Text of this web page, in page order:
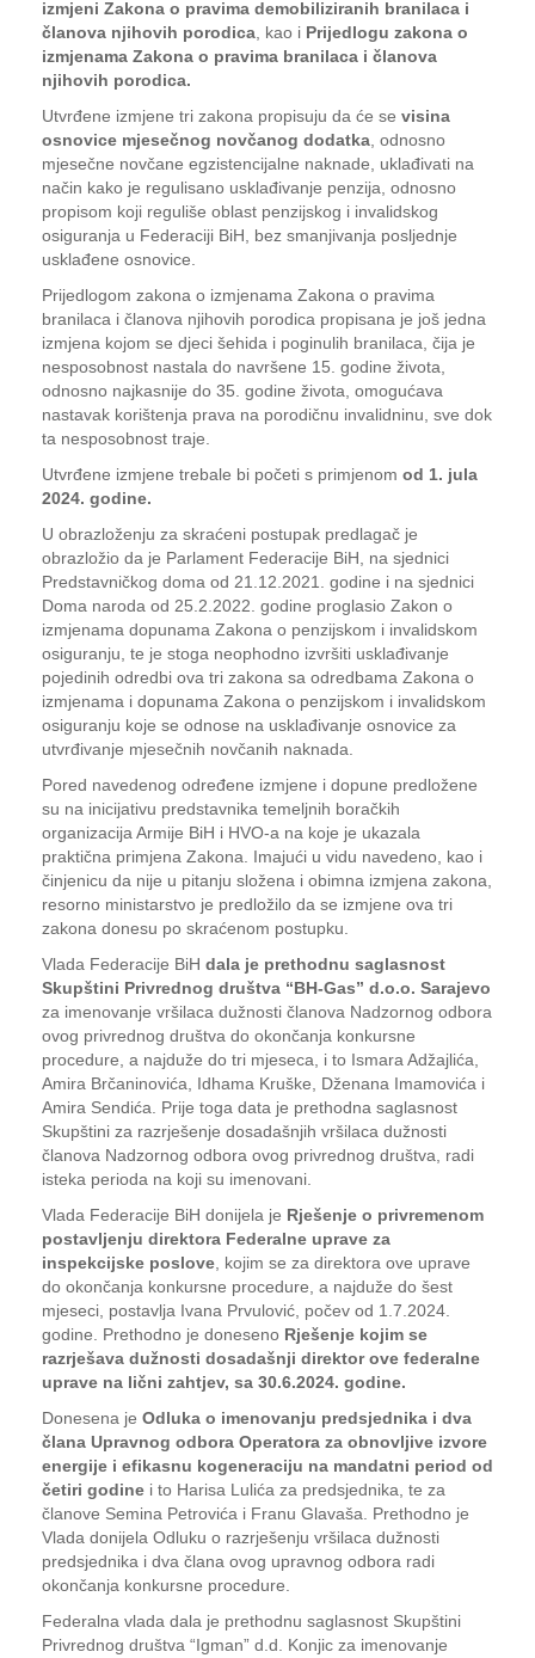
izmjeni Zakona o pravima demobiliziranih branilaca i
članova njihovih porodica , kao i Prijedlogu zakona o
izmjenama Zakona o pravima branilaca i članova
njihovih porodica.
Utvrđene izmjene tri zakona propisuju da će se visina
osnovice mjesečnog novčanog dodatka , odnosno
mjesečne novčane egzistencijalne naknade, uklađivati na
način kako je regulisano usklađivanje penzija, odnosno
propisom koji reguliše oblast penzijskog i invalidskog
osiguranja u Federaciji BiH, bez smanjivanja posljednje
usklađene osnovice.
Prijedlogom zakona o izmjenama Zakona o pravima
branilaca i članova njihovih porodica propisana je još jedna
izmjena kojom se djeci šehida i poginulih branilaca, čija je
nesposobnost nastala do navršene 15. godine života,
odnosno najkasnije do 35. godine života, omogućava
nastavak korištenja prava na porodičnu invalidninu, sve dok
ta nesposobnost traje.
Utvrđene izmjene trebale bi početi s primjenom od 1. jula
2024. godine.
U obrazloženju za skraćeni postupak predlagač je
obrazložio da je Parlament Federacije BiH, na sjednici
Predstavničkog doma od 21.12.2021. godine i na sjednici
Doma naroda od 25.2.2022. godine proglasio Zakon o
izmjenama dopunama Zakona o penzijskom i invalidskom
osiguranju, te je stoga neophodno izvršiti usklađivanje
pojedinih odredbi ova tri zakona sa odredbama Zakona o
izmjenama i dopunama Zakona o penzijskom i invalidskom
osiguranju koje se odnose na usklađivanje osnovice za
utvrđivanje mjesečnih novčanih naknada.
Pored navedenog određene izmjene i dopune predložene
su na inicijativu predstavnika temeljnih boračkih
organizacija Armije BiH i HVO-a na koje je ukazala
praktična primjena Zakona. Imajući u vidu navedeno, kao i
činjenicu da nije u pitanju složena i obimna izmjena zakona,
resorno ministarstvo je predložilo da se izmjene ova tri
zakona donesu po skraćenom postupku.
Vlada Federacije BiH dala je prethodnu saglasnost
Skupštini Privrednog društva “BH-Gas” d.o.o. Sarajevo
za imenovanje vršilaca dužnosti članova Nadzornog odbora
ovog privrednog društva do okončanja konkursne
procedure, a najduže do tri mjeseca, i to Ismara Adžajlića,
Amira Brčaninovića, Idhama Kruške, Dženana Imamovića i
Amira Sendića. Prije toga data je prethodna saglasnost
Skupštini za razrješenje dosadašnjih vršilaca dužnosti
članova Nadzornog odbora ovog privrednog društva, radi
isteka perioda na koji su imenovani.
Vlada Federacije BiH donijela je Rješenje o privremenom
postavljenju direktora Federalne uprave za
inspekcijske poslove , kojim se za direktora ove uprave
do okončanja konkursne procedure, a najduže do šest
mjeseci, postavlja Ivana Prvulović, počev od 1.7.2024.
godine. Prethodno je doneseno Rješenje kojim se
razrješava dužnosti dosadašnji direktor ove federalne
uprave na lični zahtjev, sa 30.6.2024. godine.
Donesena je Odluka o imenovanju predsjednika i dva
člana Upravnog odbora Operatora za obnovljive izvore
energije i efikasnu kogeneraciju na mandatni period od
četiri godine i to Harisa Lulića za predsjednika, te za
članove Semina Petrovića i Franu Glavaša. Prethodno je
Vlada donijela Odluku o razrješenju vršilaca dužnosti
predsjednika i dva člana ovog upravnog odbora radi
okončanja konkursne procedure.
Federalna vlada dala je prethodnu saglasnost Skupštini
Privrednog društva “Igman” d.d. Konjic za imenovanje